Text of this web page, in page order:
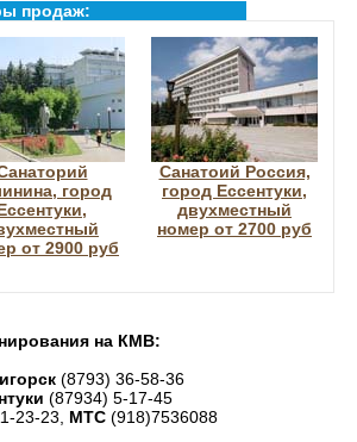
продаж:
город
от 2900 руб
Санатоий Россия,
город Ессентуки,
двухместный
номер от 2700 руб
на КМВ:
(8793) 36-58-36
(87934) 5-17-45
23-23, МТС (918)7536088